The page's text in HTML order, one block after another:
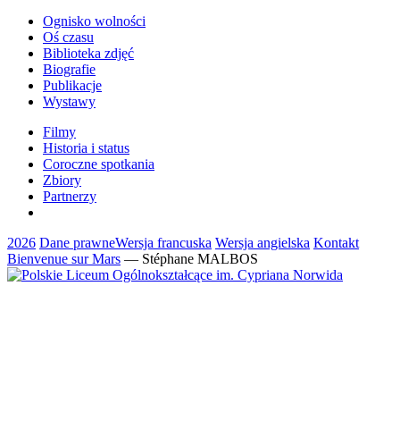
Ognisko wolności
Oś czasu
Biblioteka zdjęć
Biografie
Publikacje
Wystawy
Filmy
Historia i status
Coroczne spotkania
Zbiory
Partnerzy
2026 Dane prawneWersja francuska Wersja angielska Kontakt
Bienvenue sur Mars — Stéphane MALBOS